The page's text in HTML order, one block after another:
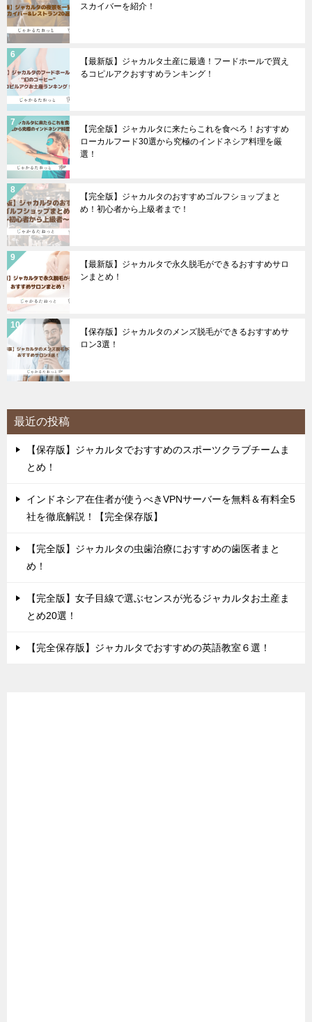
スカイバーを紹介！
【最新版】ジャカルタ土産に最適！フードホールで買え
るコピルアクおすすめランキング！
【完全版】ジャカルタに来たらこれを食べろ！おすすめ
ローカルフード30選から究極のインドネシア料理を厳
選！
【完全版】ジャカルタのおすすめゴルフショップまと
め！初心者から上級者まで！
【最新版】ジャカルタで永久脱毛ができるおすすめサロ
ンまとめ！
【保存版】ジャカルタのメンズ脱毛ができるおすすめサ
ロン3選！
最近の投稿
【保存版】ジャカルタでおすすめのスポーツクラブチームま
とめ！
インドネシア在住者が使うべきVPNサーバーを無料＆有料全5
社を徹底解説！【完全保存版】
【完全版】ジャカルタの虫歯治療におすすめの歯医者まと
め！
【完全版】女子目線で選ぶセンスが光るジャカルタお土産ま
とめ20選！
【完全保存版】ジャカルタでおすすめの英語教室６選！